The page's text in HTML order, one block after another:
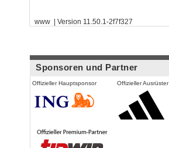
www | Version 11.50.1-2f7f327
Sponsoren und Partner
Offizieller Hauptsponsor Offizieller Ausrüster